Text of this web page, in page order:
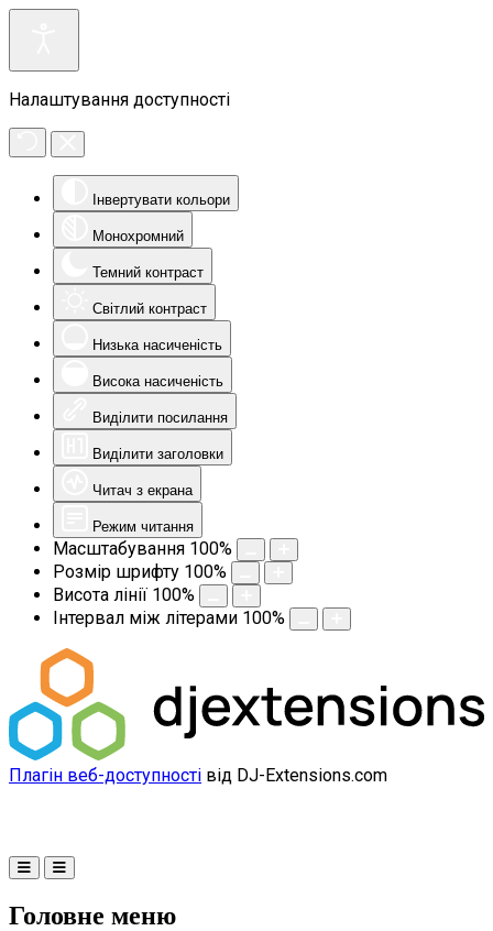
Налаштування доступності
Інвертувати кольори
Монохромний
Темний контраст
Світлий контраст
Низька насиченість
Висока насиченість
Виділити посилання
Виділити заголовки
Читач з екрана
Режим читання
Масштабування 100%
Розмір шрифту 100%
Висота лінії 100%
Інтервал між літерами 100%
Плагін веб-доступності від DJ-Extensions.com
Головне меню